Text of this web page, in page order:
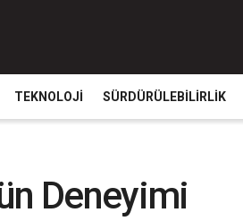
TEKNOLOJI SÜRDÜRÜLEBILIRLIK
Deneyimi